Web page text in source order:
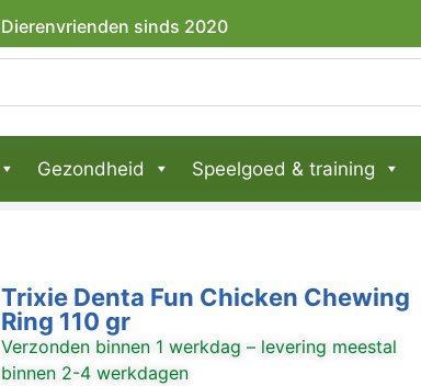
Dierenvrienden sinds 2020
Gezondheid Speelgoed & training
Trixie Denta Fun Chicken Chewing
Ring 110 gr
Verzonden binnen 1 werkdag – levering meestal
binnen 2-4 werkdagen